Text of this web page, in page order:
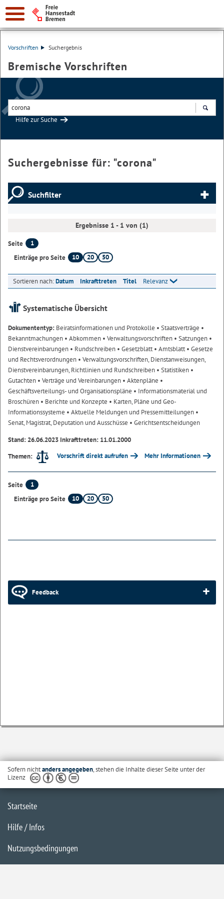
Vorschriften Suchergebnis
Bremische Vorschriften
Hilfe zur Suche
Suchergebnisse für: "corona"
Suchfilter
Ergebnisse 1 - 1 von (1)
Seite
1
Einträge pro Seite
10 20 50
Sortieren nach:Datum Inkrafttreten Titel Relevanz
Systematische Übersicht
Dokumententyp: Beiratsinformationen und Protokolle • Staatsverträge •
Bekanntmachungen • Abkommen • Verwaltungsvorschriften • Satzungen •
Dienstvereinbarungen • Rundschreiben • Gesetzblatt• Amtsblatt• Gesetze
und Rechtsverordnungen • Verwaltungsvorschriften, Dienstanweisungen,
Dienstvereinbarungen, Richtlinien und Rundschreiben • Statistiken •
Gutachten • Verträge und Vereinbarungen • Aktenpläne •
Geschäftsverteilungs- und Organisationspläne • Informationsmaterial und
Broschüren • Berichte und Konzepte • Karten, Pläne und Geo-
Informationssysteme • Aktuelle Meldungen und Pressemitteilungen •
Senat, Magistrat, Deputation und Ausschüsse • Gerichtsentscheidungen
Stand: 26.06.2023 Inkrafttreten: 11.01.2000
Themen:
Vorschrift direkt aufrufen Mehr Informationen
Seite
1
Einträge pro Seite
10 20 50
Feedback
Sofern nichtanders angegeben, stehen die Inhalte dieser Seite unter der
Lizenz
Startseite
Hilfe / Infos
Nutzungsbedingungen